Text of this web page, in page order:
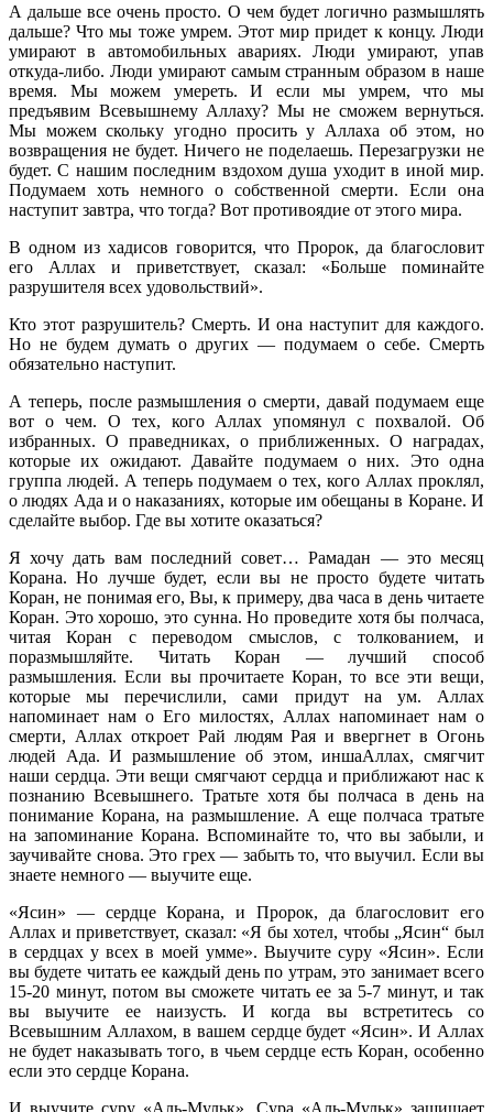
А дальше все очень просто. О чем будет логично размышлять
дальше? Что мы тоже умрем. Этот мир придет к концу. Люди
умирают в автомобильных авариях. Люди умирают, упав
откуда-либо. Люди умирают самым странным образом в наше
время. Мы можем умереть. И если мы умрем, что мы
предъявим Всевышнему Аллаху? Мы не сможем вернуться.
Мы можем скольку угодно просить у Аллаха об этом, но
возвращения не будет. Ничего не поделаешь. Перезагрузки не
будет. С нашим последним вздохом душа уходит в иной мир.
Подумаем хоть немного о собственной смерти. Если она
наступит завтра, что тогда? Вот противоядие от этого мира.
В одном из хадисов говорится, что Пророк, да благословит
его Аллах и приветствует, сказал: «Больше поминайте
разрушителя всех удовольствий».
Кто этот разрушитель? Смерть. И она наступит для каждого.
Но не будем думать о других — подумаем о себе. Смерть
обязательно наступит.
А теперь, после размышления о смерти, давай подумаем еще
вот о чем. О тех, кого Аллах упомянул с похвалой. Об
избранных. О праведниках, о приближенных. О наградах,
которые их ожидают. Давайте подумаем о них. Это одна
группа людей. А теперь подумаем о тех, кого Аллах проклял,
о людях Ада и о наказаниях, которые им обещаны в Коране. И
сделайте выбор. Где вы хотите оказаться?
Я хочу дать вам последний совет… Рамадан — это месяц
Корана. Но лучше будет, если вы не просто будете читать
Коран, не понимая его, Вы, к примеру, два часа в день читаете
Коран. Это хорошо, это сунна. Но проведите хотя бы полчаса,
читая Коран с переводом смыслов, с толкованием, и
поразмышляйте. Читать Коран — лучший способ
размышления. Если вы прочитаете Коран, то все эти вещи,
которые мы перечислили, сами придут на ум. Аллах
напоминает нам о Его милостях, Аллах напоминает нам о
смерти, Аллах откроет Рай людям Рая и ввергнет в Огонь
людей Ада. И размышление об этом, иншаАллах, смягчит
наши сердца. Эти вещи смягчают сердца и приближают нас к
познанию Всевышнего. Тратьте хотя бы полчаса в день на
понимание Корана, на размышление. А еще полчаса тратьте
на запоминание Корана. Вспоминайте то, что вы забыли, и
заучивайте снова. Это грех — забыть то, что выучил. Если вы
знаете немного — выучите еще.
«Ясин» — сердце Корана, и Пророк, да благословит его
Аллах и приветствует, сказал: «Я бы хотел, чтобы „Ясин“ был
в сердцах у всех в моей умме». Выучите суру «Ясин». Если
вы будете читать ее каждый день по утрам, это занимает всего
15-20 минут, потом вы сможете читать ее за 5-7 минут, и так
вы выучите ее наизусть. И когда вы встретитесь со
Всевышним Аллахом, в вашем сердце будет «Ясин». И Аллах
не будет наказывать того, в чьем сердце есть Коран, особенно
если это сердце Корана.
И выучите суру «Аль-Мульк». Сура «Аль-Мульк» защищает